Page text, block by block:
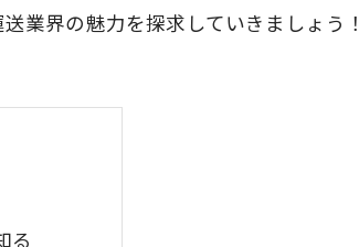
業界の魅力を探求していきましょう！
る